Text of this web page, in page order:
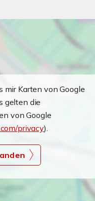
mir Karten von Google
gelten die
von Google
privacy).